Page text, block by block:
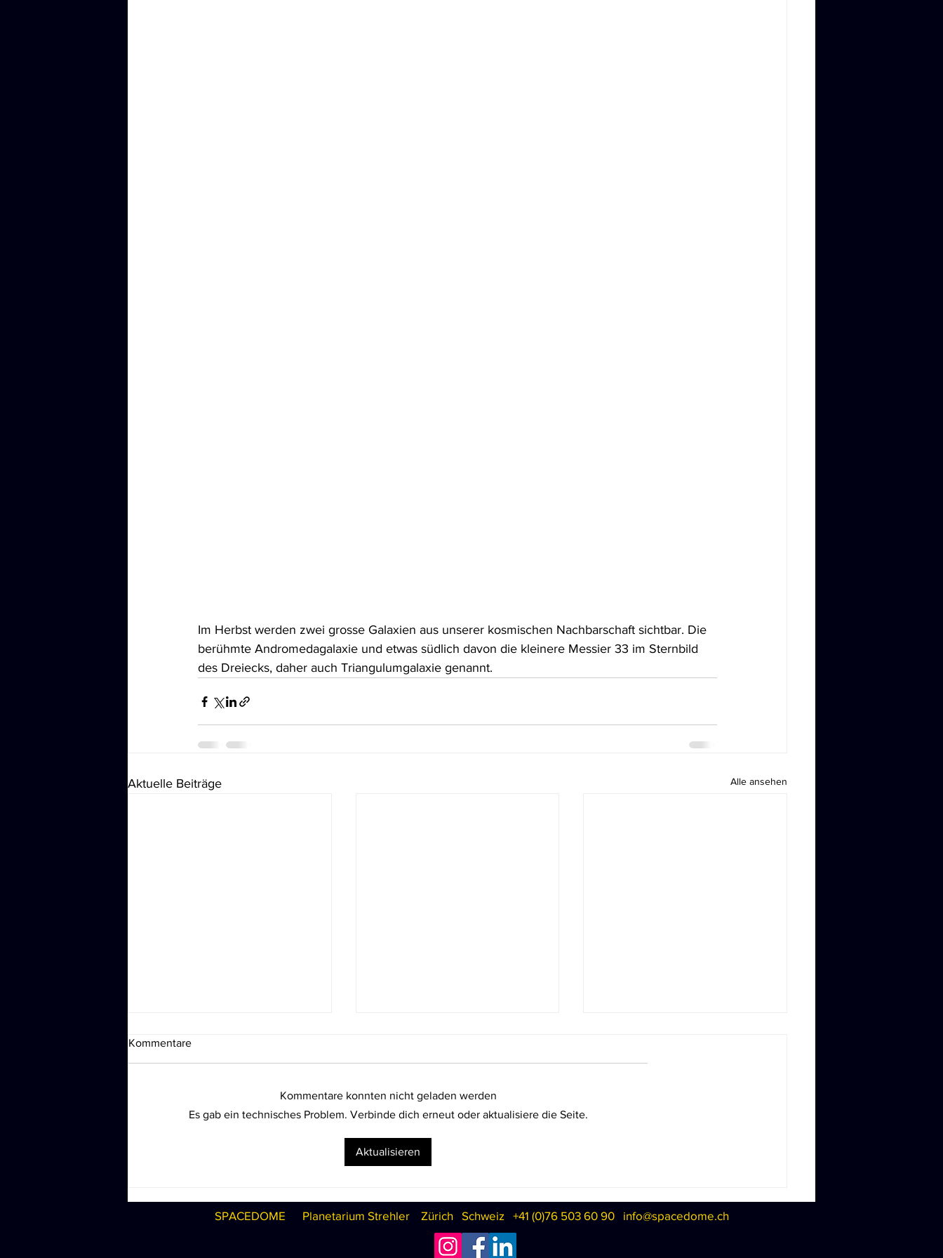
Im Herbst werden zwei grosse Galaxien aus unserer kosmischen Nachbarschaft sichtbar. Die
berühmte Andromedagalaxie und etwas südlich davon die kleinere Messier 33 im Sternbild
des Dreiecks, daher auch Triangulumgalaxie genannt.
Aktuelle Beiträge Alle ansehen
Sternguckernächte auf dem
Stoos!
Kommentare
Kommentare konnten nicht geladen werden
Es gab ein technisches Problem. Verbinde dich erneut oder aktualisiere die Seite.
Aktualisieren
SPACEDOME Planetarium Strehler Zürich Schweiz +41 (0)76 503 60 90 info@spacedome.ch